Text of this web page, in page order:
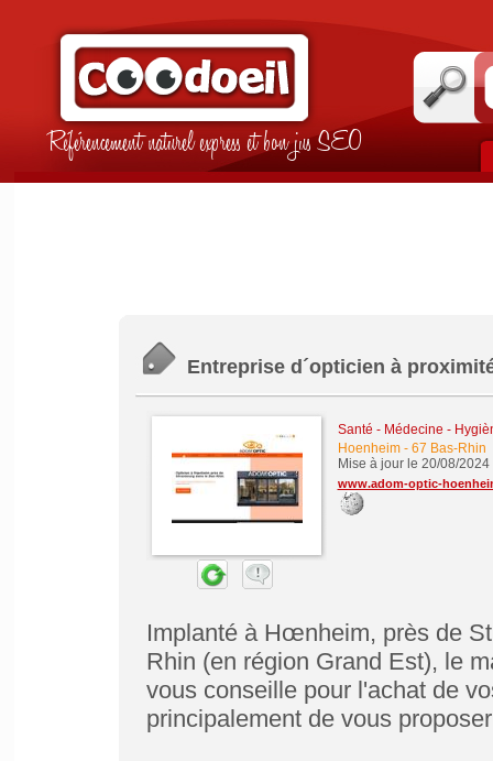
Référencement naturel express et bon jus SEO
Entreprise d´opticien à
Santé - Médecine -
Hoenheim- 67 Bas-Rhin
Mise à jour le 20/08/2024
www.adom-optic-
Implanté à Hœnheim, près de
Rhin (en région Grand Est), le
vous conseille pour l'achat de
principalement de vous